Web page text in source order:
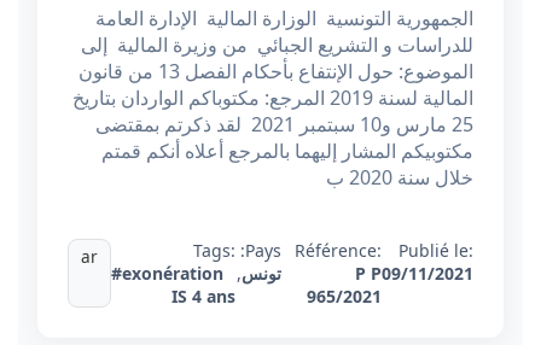
الجمهورية التونسية الوزارة المالية الإدارة العامة
للدراسات و التشريع الجبائي من وزيرة المالية إلى
الموضوع: حول الإنتفاع بأحكام الفصل 13 من قانون
المالية لسنة 2019 المرجع: مكتوباكم الواردان بتاريخ
25 مارس و10 سبتمبر 2021 لقد ذكرتم بمقتضى
مكتوبيكم المشار إليهما بالمرجع أعلاه أنكم قمتم
خلال سنة 2020 ب
Publié le:
09/11/2021
Référence:
P P
965/2021
Pays:
تونس,
Tags:
#exonération
IS 4 ans
ar